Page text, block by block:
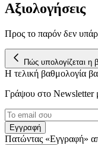
Αξιολογήσεις
Προς το παρόν δεν
Πώς υπολογίζεται η
Η τελική βαθμολογία
Γράψου στο Νewsletter
Εγγραφή
Πατώντας «Εγγραφή»